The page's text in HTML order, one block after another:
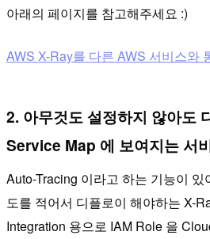
아래의 페이지를 참고해주세요 :)
AWS X-Ray를 다른 AWS 서비스와
2. 아무것도 설정하지 않아도
Service Map 에 보여지는 서
Auto-Tracing 이라고 하는 기능이
도를 적어서 디플로이 해야하는 X-
Integration 용으로 IAM Role 을